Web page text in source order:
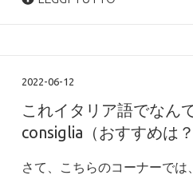
2022-06-12
これイタリア語でな
consiglia（おすすめは
さて、こちらのコーナーでは